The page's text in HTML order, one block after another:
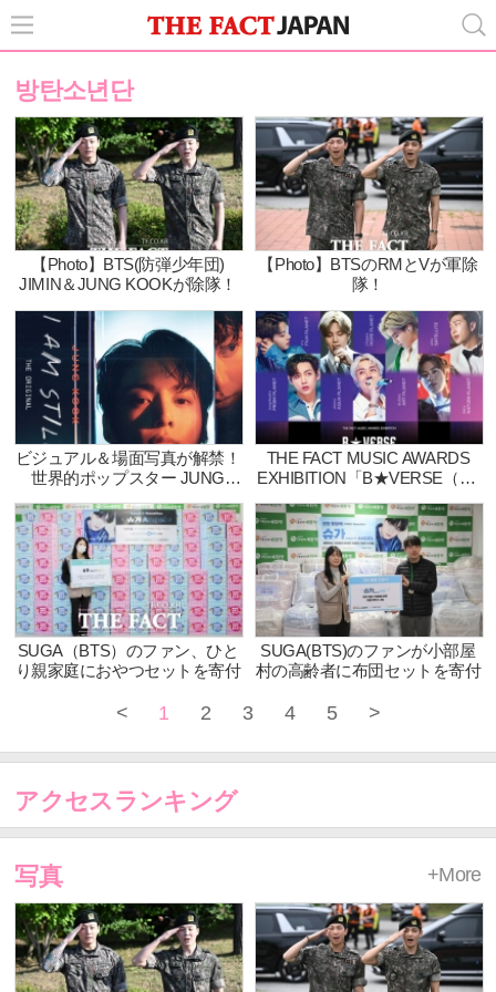
방탄소년단
【Photo】BTS(防弾少年団)
JIMIN＆JUNG KOOKが除隊！
【Photo】BTSのRMとVが軍除
隊！
ビジュアル＆場面写真が解禁！
世界的ポップスター JUNG
キュメンタリー『JUNG KOOK
I AM STILL THE ORIGINAL』デ
ィズニープラスで12月3日
（火）より独占配信
THE FACT MUSIC AWARDS
EXHIBITION「B★VERSE（BT
再展示中！最終日は６月23日
(日)
SUGA（BTS）のファン、ひと
り親家庭におやつセットを寄付
SUGA(BTS)のファンが小部屋
村の高齢者に布団セットを寄付
< 1 2 3 4 5 >
アクセスランキング
写真 +More